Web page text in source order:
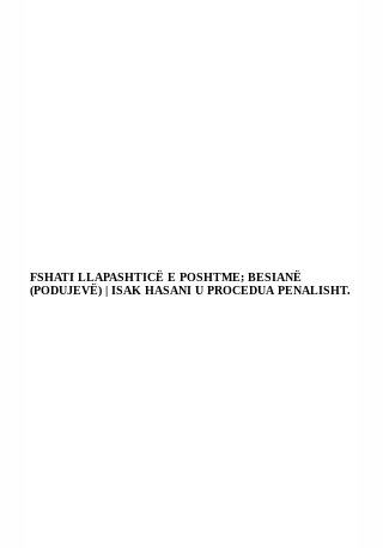
FSHATI LLAPASHTICË E POSHTME; BESIANË
(PODUJEVË) | ISAK HASANI U PROCEDUA PENALISHT.